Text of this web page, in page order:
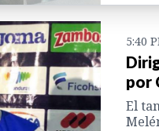
5:40
por
El